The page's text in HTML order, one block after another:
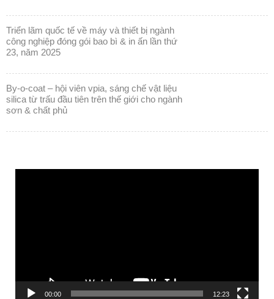
triển lãm quốc tế về máy và thiết bị ngành
công nghiệp đóng gói bao bì & in ấn lần thứ
23, năm 2025
by-o-coat – hội viên vpia, sáng chế vật liệu
silica từ trấu đầu tiên trên thế giới cho ngành
sơn & chất phủ
00:00 12:23